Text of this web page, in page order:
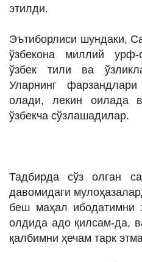
этилди.
Эътиборлиси шундаки,
ўзбекона миллий
ўзбек тили ва
Уларнинг
олади, лекин оилада
ўзбекча сўзлашадилар.
Тадбирда сўз олган
давомидаги
беш маҳал ибодатимни
олдида адо қилсам-да,
қалбимни ҳечам тарк